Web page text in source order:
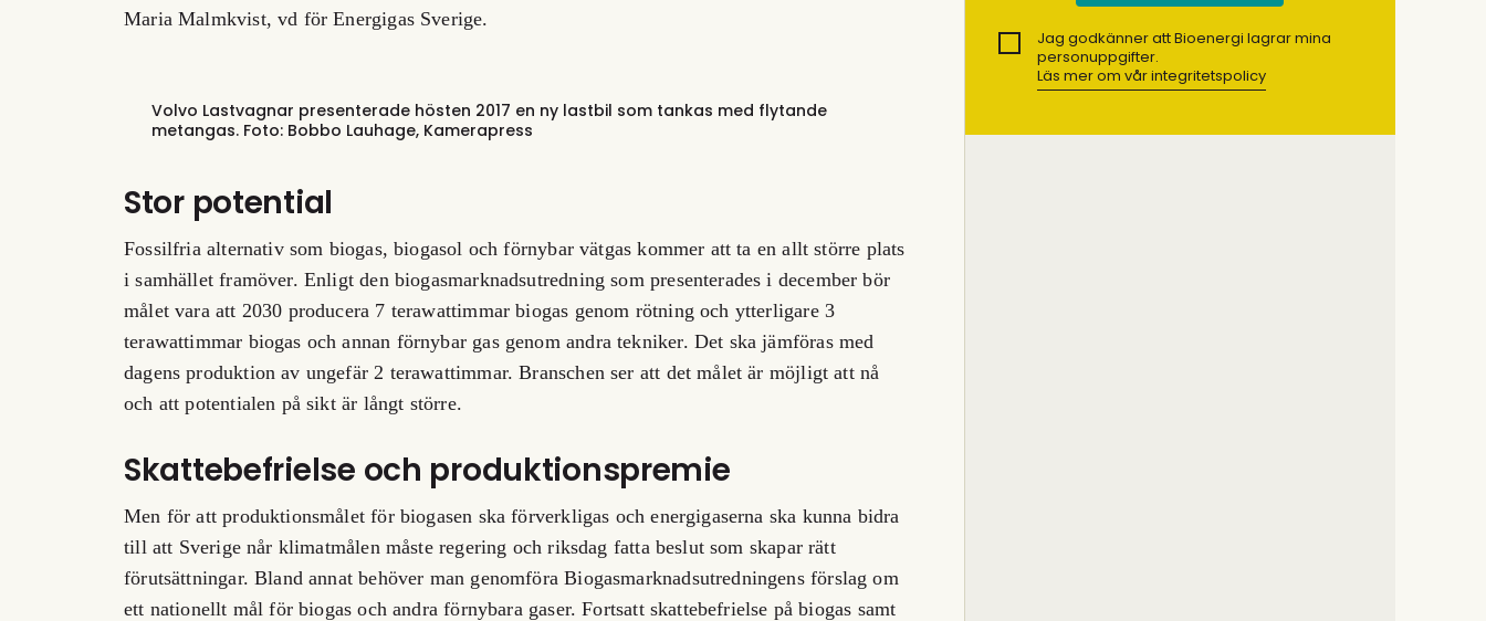
Maria Malmkvist, vd för Energigas Sverige.
Volvo Lastvagnar presenterade hösten 2017 en ny lastbil som tankas med flytande
metangas. Foto: Bobbo Lauhage, Kamerapress
Stor potential
Fossilfria alternativ som biogas, biogasol och förnybar vätgas kommer att ta en allt större plats
i samhället framöver. Enligt den biogasmarknadsutredning som presenterades i december bör
målet vara att 2030 producera 7 terawattimmar biogas genom rötning och ytterligare 3
terawattimmar biogas och annan förnybar gas genom andra tekniker. Det ska jämföras med
dagens produktion av ungefär 2 terawattimmar. Branschen ser att det målet är möjligt att nå
och att potentialen på sikt är långt större.
Skattebefrielse och produktionspremie
Men för att produktionsmålet för biogasen ska förverkligas och energigaserna ska kunna bidra
till att Sverige når klimatmålen måste regering och riksdag fatta beslut som skapar rätt
förutsättningar. Bland annat behöver man genomföra Biogasmarknadsutredningens förslag om
ett nationellt mål för biogas och andra förnybara gaser. Fortsatt skattebefrielse på biogas samt
Jag godkänner att Bioenergi lagrar mina
personuppgifter.
Läs mer om vår integritetspolicy